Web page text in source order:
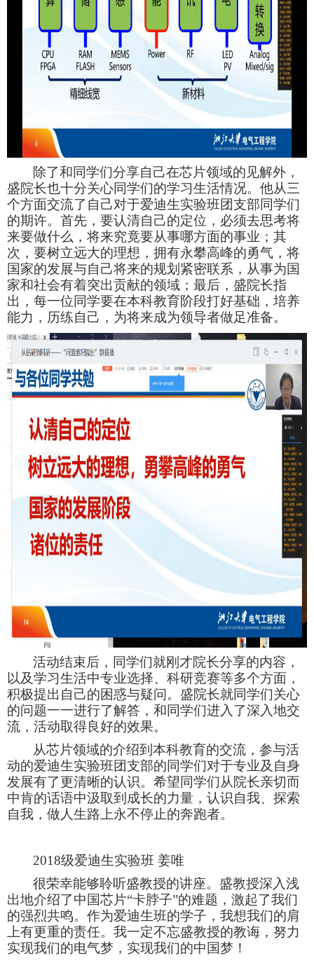
除了和同学们分享自己在芯片领域的见解外，
盛院长也十分关心同学们的学习生活情况。他从三
个方面交流了自己对于爱迪生实验班团支部同学们
的期许。首先，要认清自己的定位，必须去思考将
来要做什么，将来究竟要从事哪方面的事业；其
次，要树立远大的理想，拥有永攀高峰的勇气，将
国家的发展与自己将来的规划紧密联系，从事为国
家和社会有着突出贡献的领域；最后，盛院长指
出，每一位同学要在本科教育阶段打好基础，培养
能力，历练自己，为将来成为领导者做足准备。
活动结束后，同学们就刚才院长分享的内容，
以及学习生活中专业选择、科研竞赛等多个方面，
积极提出自己的困惑与疑问。盛院长就同学们关心
的问题一一进行了解答，和同学们进入了深入地交
流，活动取得良好的效果。
从芯片领域的介绍到本科教育的交流，参与活
动的爱迪生实验班团支部的同学们对于专业及自身
发展有了更清晰的认识。希望同学们从院长亲切而
中肯的话语中汲取到成长的力量，认识自我、探索
自我，做人生路上永不停止的奔跑者。
2018级爱迪生实验班 姜唯
很荣幸能够聆听盛教授的讲座。盛教授深入浅
出地介绍了中国芯片“卡脖子”的难题，激起了我们
的强烈共鸣。作为爱迪生班的学子，我想我们的肩
上有更重的责任。我一定不忘盛教授的教诲，努力
实现我们的电气梦，实现我们的中国梦！